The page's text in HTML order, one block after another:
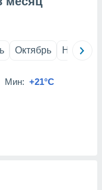
Октябрь Ноябрь
Мин: +21°C